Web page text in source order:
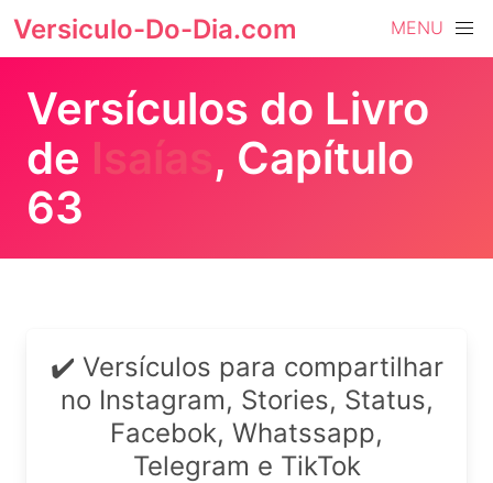
Versiculo-Do-Dia.com MENU
Versículos do Livro
de Isaías, Capítulo
63
✔️ Versículos para compartilhar
no Instagram, Stories, Status,
Facebok, Whatssapp,
Telegram e TikTok